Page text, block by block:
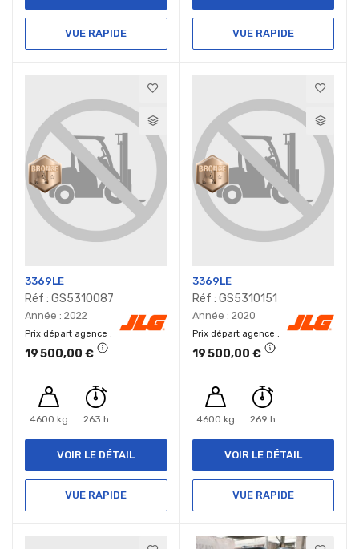
VUE RAPIDE VUE RAPIDE
3369LE
Réf : GS5310087
Année : 2022
Prix départ agence
19 500,00 €
4600 kg 263 h
VOIR LE DÉTAIL
VUE RAPIDE
3369LE
Réf : GS5310151
Année : 2020
Prix départ agence
19 500,00 €
4600 kg 269 h
VOIR LE DÉTAIL
VUE RAPIDE